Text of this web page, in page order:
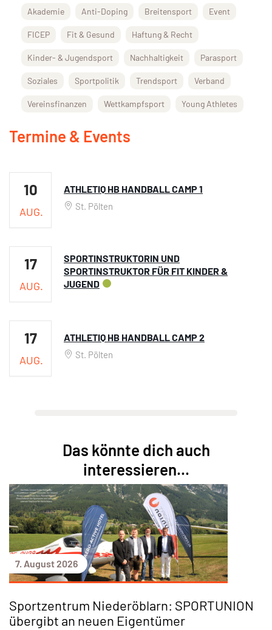
Akademie Anti-Doping Breitensport Event
FICEP Fit & Gesund Haftung & Recht
Kinder- & Jugendsport Nachhaltigkeit Parasport
Soziales Sportpolitik Trendsport Verband
Vereinsfinanzen Wettkampfsport Young Athletes
Termine & Events
10
AUG.
ATHLETIQ HB HANDBALL CAMP 1
St. Pölten
17
AUG.
SPORTINSTRUKTORIN UND
SPORTINSTRUKTOR FÜR FIT KINDER &
JUGEND
17
AUG.
ATHLETIQ HB HANDBALL CAMP 2
St. Pölten
Das könnte dich auch
interessieren...
7. August 2026
Sportzentrum Niederöblarn: SPORTUNION
übergibt an neuen Eigentümer